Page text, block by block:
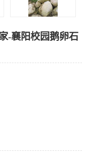
-襄阳校园鹅卵石